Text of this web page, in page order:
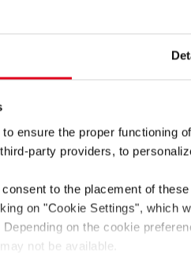
ensure the proper functioning
party providers, to
consent to the placement of
on "Cookie Settings", which
on the cookie
not be available.
度